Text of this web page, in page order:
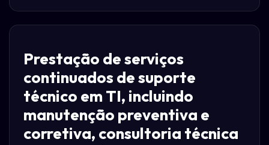
Prestação de serviços
continuados de suporte
técnico em TI, incluindo
manutenção preventiva e
corretiva, consultoria técnica